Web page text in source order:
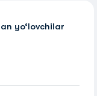
yo‘lovchilar